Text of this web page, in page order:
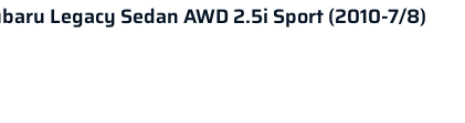
Legacy Sedan AWD 2.5i Sport (2010-7/8)